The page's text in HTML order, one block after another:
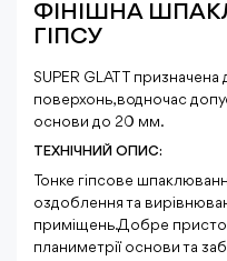
ФІНІШНА
ГІПСУ
SUPER GLATT
поверхонь, водночас
основи до 20 мм.
ТЕХНІЧНИЙ ОПИС:
Тонке гіпсове
оздоблення та
приміщень. Добре
планиметрії основи та